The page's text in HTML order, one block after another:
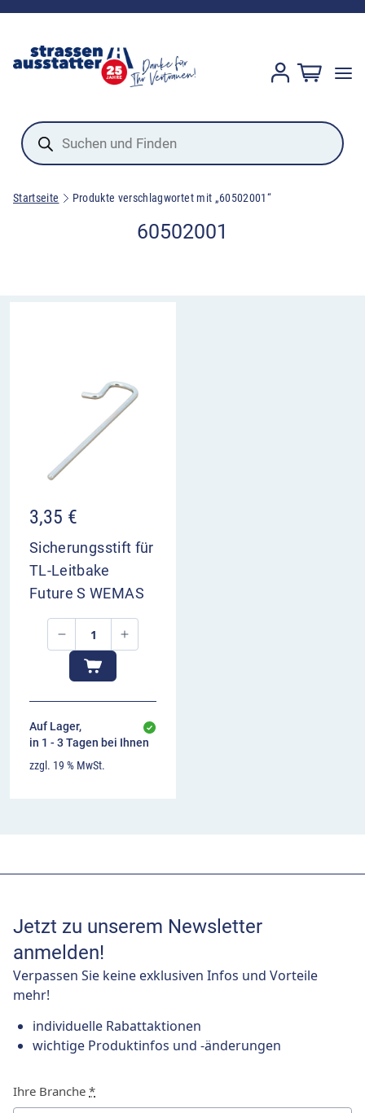
Products
search
Startseite Produkte verschlagwortet mit „60502001“
60502001
3,35 €
Sicherungsstift für
TL-Leitbake
Future S WEMAS
Auf Lager,
in 1 - 3 Tagen bei Ihnen
zzgl. 19 % MwSt.
Jetzt zu unserem Newsletter
anmelden!
Verpassen Sie keine exklusiven Infos und Vorteile
mehr!
individuelle Rabattaktionen
wichtige Produktinfos und -änderungen
Ihre Branche *